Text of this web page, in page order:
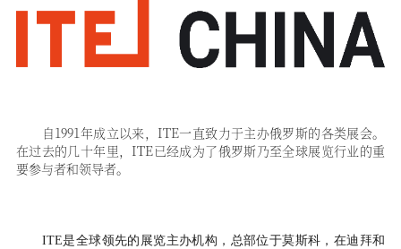
自1991年成立以来，ITE一直致力于主办俄罗斯的各类展会。
在过去的几十年里，ITE已经成为了俄罗斯乃至全球展览行业的重
要参与者和领导者。
ITE是全球领先的展览主办机构，总部位于莫斯科，在迪拜和